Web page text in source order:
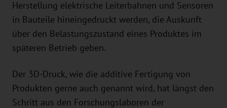
Herstellung elektrische Leiterbahnen und Sensoren
in Bauteile hineingedruckt werden, die Auskunft
über den Belastungszustand eines Produktes im
späteren Betrieb geben.
Der 3D-Druck, wie die additive Fertigung von
Produkten gerne auch genannt wird, hat längst den
Schritt aus den Forschungslaboren der